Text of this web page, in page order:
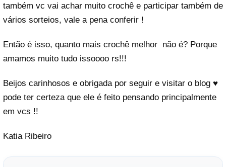
também vc vai achar muito crochê e participar também de
vários sorteios, vale a pena conferir !
Então é isso, quanto mais crochê melhor não é? Porque
amamos muito tudo issoooo rs!!!
Beijos carinhosos e obrigada por seguir e visitar o blog ♥
pode ter certeza que ele é feito pensando principalmente
em vcs !!
Katia Ribeiro